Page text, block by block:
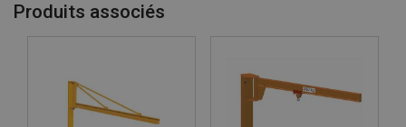
Produits associés